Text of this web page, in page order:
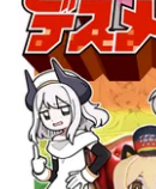
試し読み！